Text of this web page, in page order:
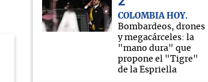
COLOMBIA HOY
Bombardeos, drones
y megacárceles: la
"mano dura" que
propone el "Tigre"
de la Espriella